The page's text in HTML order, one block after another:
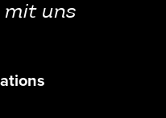
uns